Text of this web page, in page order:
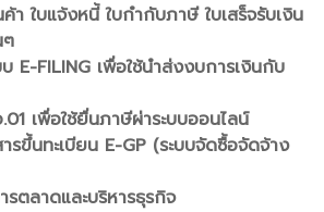
า ใบแจ้งหนี้ ใบกำกับภาษี ใบเสร็จรับเงิน
E-FILING เพื่อใช้นำส่งงบการเงินกับ
เพื่อใช้ยื่นภาษีผ่าระบบออนไลน์
รขึ้นทะเบียน E-GP (ระบบจัดซื้อจัดจ้าง
ตลาดและบริหารธุรกิจ